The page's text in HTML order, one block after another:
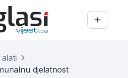
djelatnost